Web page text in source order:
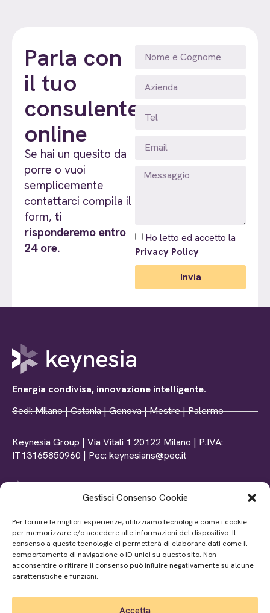
Gestisci Consenso Cookie
Per fornire le migliori esperienze, utilizziamo tecnologie come i cookie
per memorizzare e/o accedere alle informazioni del dispositivo. Il
consenso a queste tecnologie ci permetterà di elaborare dati come il
comportamento di navigazione o ID unici su questo sito. Non
acconsentire o ritirare il consenso può influire negativamente su alcune
caratteristiche e funzioni.
Accetta
Parla con
il tuo
consulente
online
Se hai un quesito da
porre o vuoi
semplicemente
contattarci compila il
form, ti
risponderemo entro
24 ore.
Ho letto ed accetto la
Privacy Policy
Invia
Energia condivisa, innovazione intelligente.
Sedi: Milano | Catania | Genova | Mestre | Palermo
Keynesia Group | Via Vitali 1 20122 Milano | P.IVA:
IT13165850960 | Pec: keynesians@pec.it
Mail: info@www.keynesia.it
P.iva: IT02872370990
P.iva: IT05678640870